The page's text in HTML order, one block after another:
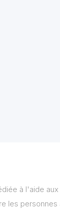
à l'aide
les